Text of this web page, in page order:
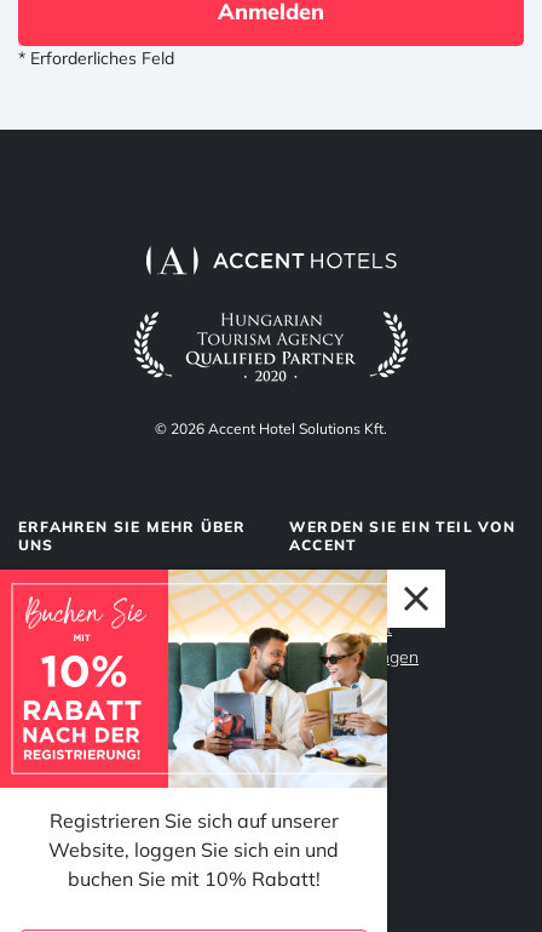
Anmelden
* Erforderliches Feld
© 2026 Accent Hotel Solutions Kft.
ERFAHREN SIE MEHR ÜBER
UNS
Über uns
Datenschutz
Impressum
Warum Accent?
WERDEN SIE EIN TEIL VON
ACCENT
Management
Dienstleistungen
Unser Team
FOLGEN SIE UNS
Registrieren Sie sich auf unserer
Website, loggen Sie sich ein und
buchen Sie mit 10% Rabatt!